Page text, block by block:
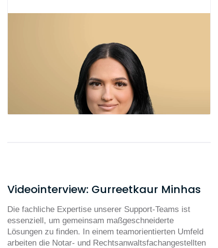
Videointerview: Gurreetkaur Minhas
Die fachliche Expertise unserer Support-Teams ist
essenziell, um gemeinsam maßgeschneiderte
Lösungen zu finden. In einem teamorientierten Umfeld
arbeiten die Notar- und Rechtsanwaltsfachangestellten